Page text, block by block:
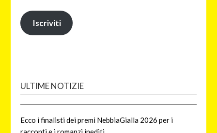
Iscriviti
ULTIME NOTIZIE
Ecco i finalisti dei premi NebbiaGialla 2026 per i